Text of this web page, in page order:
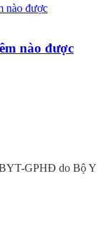
nào được
BYT-GPHĐ do Bộ Y